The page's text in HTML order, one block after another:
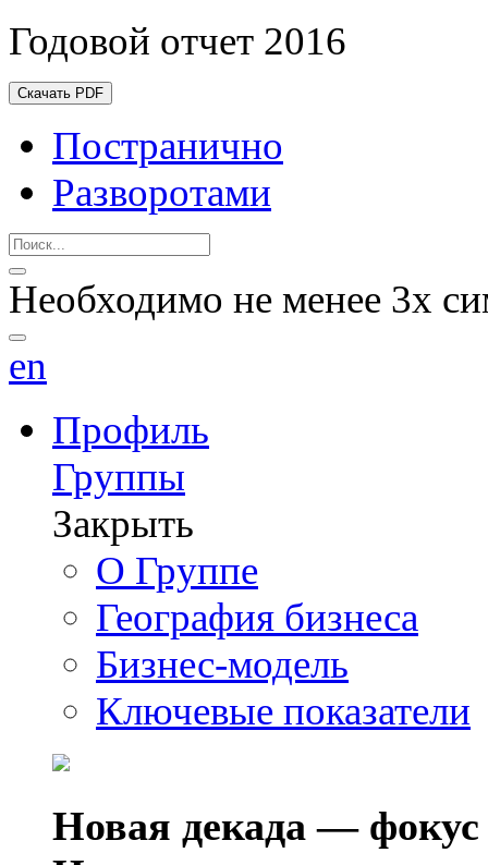
Годовой отчет 2016
Скачать PDF
Постранично
Разворотами
Необходимо не менее 3х
en
Профиль
Группы
Закрыть
О Группе
География бизнеса
Бизнес-модель
Ключевые показатели
Новая декада — фокус